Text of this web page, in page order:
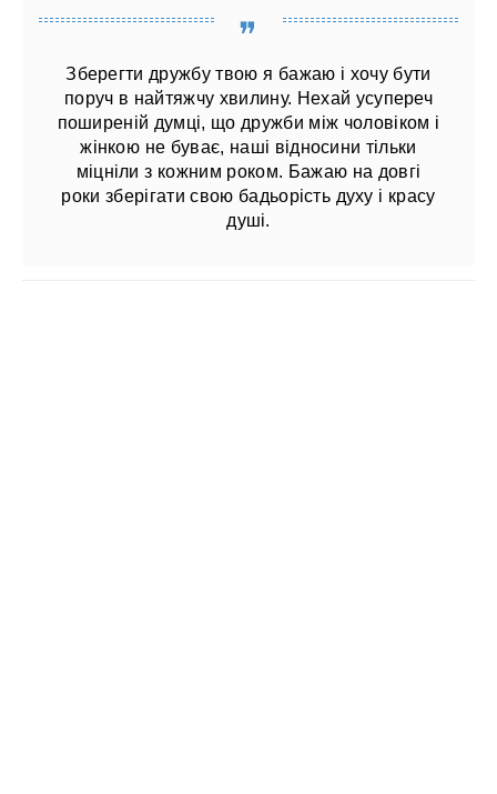
Зберегти дружбу твою я бажаю і хочу бути
поруч в найтяжчу хвилину. Нехай усупереч
поширеній думці, що дружби між чоловіком і
жінкою не буває, наші відносини тільки
міцніли з кожним роком. Бажаю на довгі
роки зберігати свою бадьорість духу і красу
душі.